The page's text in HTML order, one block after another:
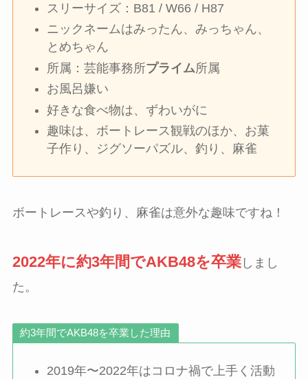
スリーサイズ：B81 / W66 / H87
ニックネームはみったん、みっちゃん、
とめちゃん
所属：芸能事務所プライム所属
お風呂嫌い
好きな食べ物は、ずわいがに
趣味は、ボートレース観戦のほか、お菓
子作り、ジグソーパズル、釣り、麻雀
ボートレースや釣り、麻雀は意外な趣味ですね！
2022年に約3年間でAKB48を卒業しまし
た。
約3年間でAKB48を卒業した理由
2019年〜2022年はコロナ禍で上手く活動